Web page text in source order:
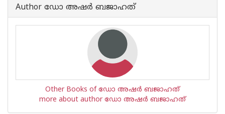
Book
Author ഡോ അഷര്‍ ബജാഹത്
Other Books of ഡോ അഷര്‍ ബജാഹത്
more about author ഡോ അഷര്‍ ബജാഹത്